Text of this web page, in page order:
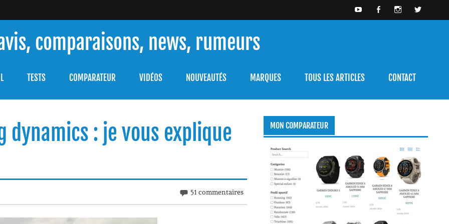
comparaisons, news, rumeurs
TESTS COMPARATEUR VIDÉOS NOUVEAUTÉS MARQUES TOUS LES ARTICLES CONTACT
dynamics : je vous explique
51 commentaires
MON COMPARATEUR